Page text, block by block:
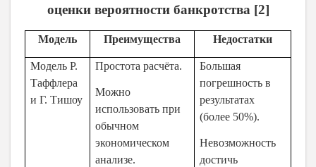
оценки вероятности банкротства [2]
Модель Преимущества Недостатки
Модель Р.
Таффлера
и Г. Тишоу
Простота расчёта.
Можно
использовать при
обычном
экономическом
анализе.
Большая
погрешность в
результатах
(более 50%).
Невозможность
достичь